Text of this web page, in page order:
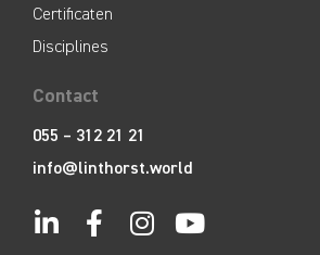
Certificaten
Disciplines
Contact
055 – 312 21 21
info@linthorst.world